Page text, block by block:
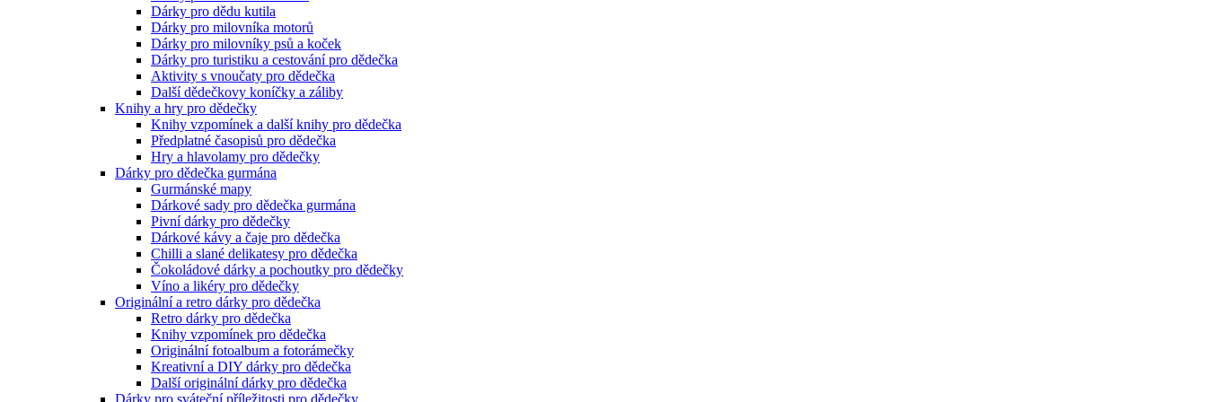
Dárky pro dědu kutila
Dárky pro milovníka motorů
Dárky pro milovníky psů a koček
Dárky pro turistiku a cestování pro dědečka
Aktivity s vnoučaty pro dědečka
Další dědečkovy koníčky a záliby
Knihy a hry pro dědečky
Knihy vzpomínek a další knihy pro dědečka
Předplatné časopisů pro dědečka
Hry a hlavolamy pro dědečky
Dárky pro dědečka gurmána
Gurmánské mapy
Dárkové sady pro dědečka gurmána
Pivní dárky pro dědečky
Dárkové kávy a čaje pro dědečka
Chilli a slané delikatesy pro dědečka
Čokoládové dárky a pochoutky pro dědečky
Víno a likéry pro dědečky
Originální a retro dárky pro dědečka
Retro dárky pro dědečka
Knihy vzpomínek pro dědečka
Originální fotoalbum a fotorámečky
Kreativní a DIY dárky pro dědečka
Další originální dárky pro dědečka
Dárky pro sváteční příležitosti pro dědečky